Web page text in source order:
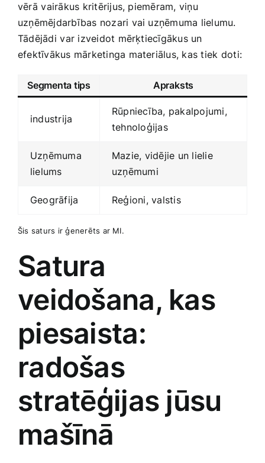
vērā ⁣vairākus kritērijus, piemēram, viņu
uzņēmējdarbības nozari vai uzņēmuma lielumu.
Tādējādi ⁤var izveidot mērķtiecīgākus un
efektīvākus mārketinga materiālus, kas tiek⁣ doti:
Segmenta tips Apraksts
industrija
Rūpniecība, pakalpojumi,
tehnoloģijas
Uzņēmuma
lielums
Mazie, vidējie un lielie
uzņēmumi
Geogrāfija Reģioni, valstis
Šis saturs ir ģenerēts ar MI.
Satura
veidošana, kas
piesaista:
radošas
stratēģijas jūsu
mašīnā